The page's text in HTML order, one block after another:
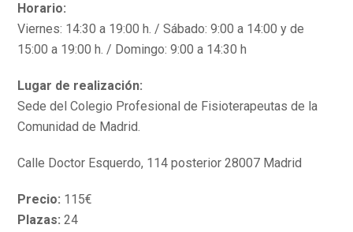
Horario:
Viernes: 14:30 a 19:00 h. / Sábado: 9:00 a 14:00 y de
15:00 a 19:00 h. / Domingo: 9:00 a 14:30 h
Lugar de realización:
Sede del Colegio Profesional de Fisioterapeutas de la
Comunidad de Madrid.
Calle Doctor Esquerdo, 114 posterior 28007 Madrid
Precio: 115€
Plazas: 24